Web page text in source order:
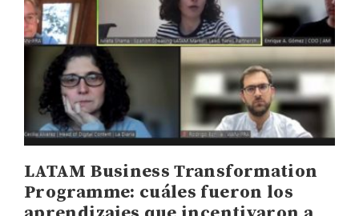
LATAM Business Transformation
Programme: cuáles fueron los